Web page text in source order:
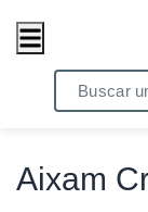
/ Vehiculos /
Aixam